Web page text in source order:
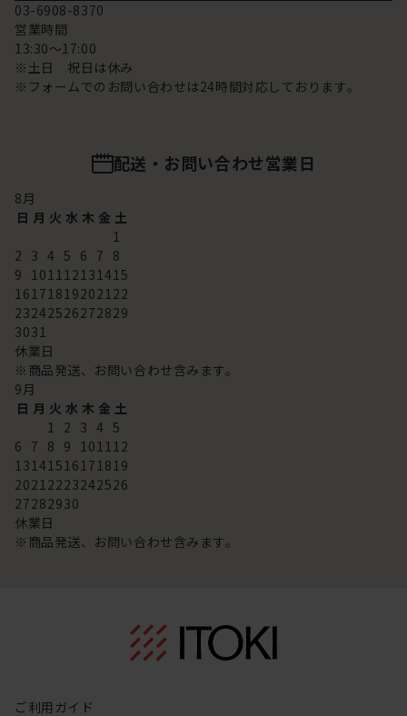
03-6908-8370
営業時間
13:30～17:00
※土日 祝日は休み
※フォームでのお問い合わせは24時間対応しております。
配送・お問い合わせ営業日
8月
日 月 火 水 木 金 土
1
2 3 4 5 6 7 8
9 101112131415
16171819202122
23242526272829
3031
休業日
※商品発送、お問い合わせ含みます。
9月
日 月 火 水 木 金 土
1 2 3 4 5
6 7 8 9 101112
13141516171819
20212223242526
27282930
休業日
※商品発送、お問い合わせ含みます。
ご利用ガイド